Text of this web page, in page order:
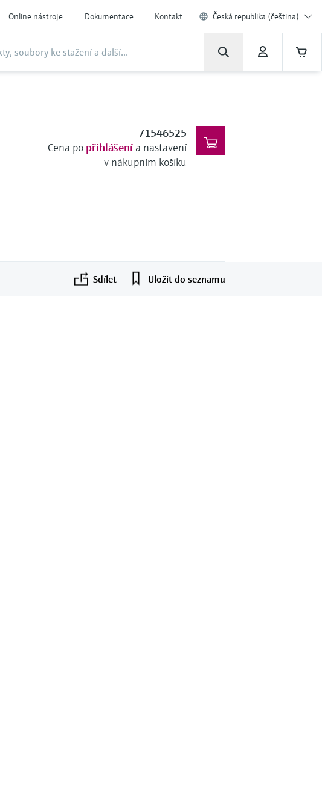
Online nástroje Dokumentace Kontakt Česká republika (čeština)
71546525
Cena po přihlášenía nastavení
v nákupním košíku
Sdílet Uložit do seznamu